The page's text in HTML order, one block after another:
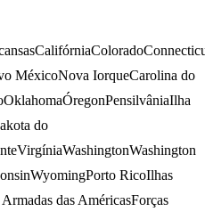
MéxicoNova IorqueCarolina do
do
RicoIlhas
das AméricasForças